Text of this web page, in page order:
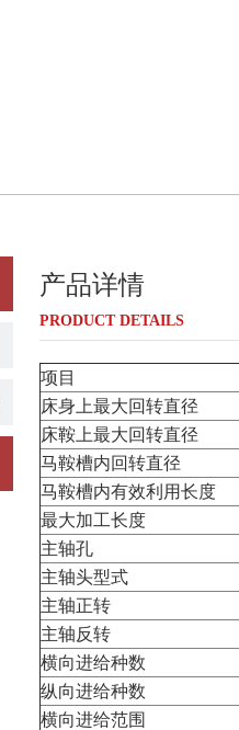
产品详情
PRODUCT DETAILS
项目
床身上最大回转直径
床鞍上最大回转直径
马鞍槽内回转直径
马鞍槽内有效利用长度
最大加工长度
主轴孔
主轴头型式
主轴正转
主轴反转
横向进给种数
纵向进给种数
横向进给范围